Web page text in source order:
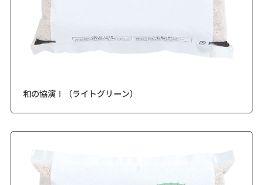
和の協演Ⅰ（ライトグリーン）